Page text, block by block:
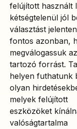
felújított használt
kétségtelenül jól
választást
fontos azonban,
megválogassuk
tartozó forrást.
helyen futhatunk
olyan
melyek felújított
eszközöket
valóságtartalma